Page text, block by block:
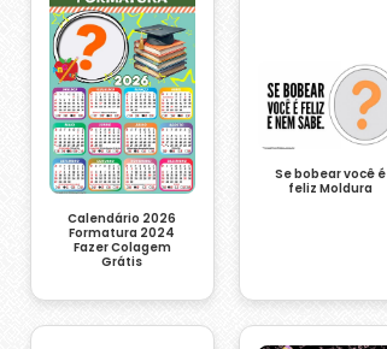
Calendário 2026
Formatura 2024
Fazer Colagem
Grátis
Se bobear você é
feliz Moldura